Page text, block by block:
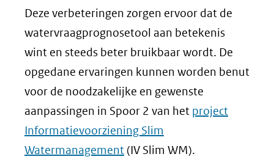
Deze verbeteringen zorgen ervoor dat de
watervraagprognosetool aan betekenis
wint en steeds beter bruikbaar wordt. De
opgedane ervaringen kunnen worden benut
voor de noodzakelijke en gewenste
aanpassingen in Spoor 2 van het project
Informatievoorziening Slim
Watermanagement (IV Slim WM).